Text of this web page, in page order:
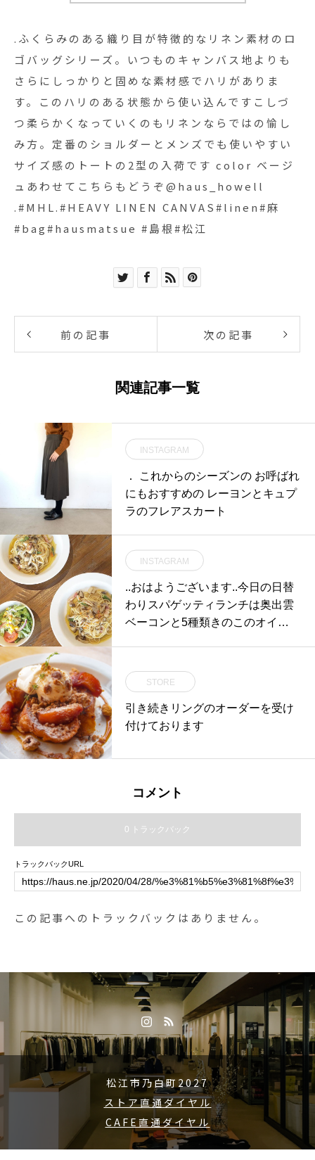
.#MHL.#HEAVY LINEN CANVAS#linen#麻
#bag#hausmatsue #島根#松江
.ふくらみのある織り目が特徴的なリネン素材のロ
ゴバッグシリーズ。いつものキャンバス地よりも
さらにしっかりと固めな素材感でハリがありま
す。このハリのある状態から使い込んですこしづ
つ柔らかくなっていくのもリネンならではの愉し
み方。定番のショルダーとメンズでも使いやすい
サイズ感のトートの2型の入荷です︎ color ベージ
ュあわせてこちらもどうぞ@haus_howell
.#MHL.#HEAVY LINEN CANVAS#linen#麻
#bag#hausmatsue #島根#松江
前の記事 次の記事
関連記事一覧
INSTAGRAM
． これからのシーズンの お呼ばれ
にもおすすめの レーヨンとキュプ
ラのフレアスカート
INSTAGRAM
..おはようございます︎..今日の日替
わりスパゲッティランチは奥出雲
ベーコンと5種類きのこのオイル
ちしております♡..#lunch #ランチ
#日替わり#spaghetti #スパゲッテ
ィ#奥出雲 #ベーコン#5種類 #きの
こ#オイルスパゲッティ#サラダ #
usmatsue #島根 #松江
STORE
引き続きリングのオーダーを受け
付けております
コメント
0 トラックバック
トラックバックURL
この記事へのトラックバックはありません。
松江市乃白町2027
ストア直通ダイヤル
CAFE直通ダイヤル